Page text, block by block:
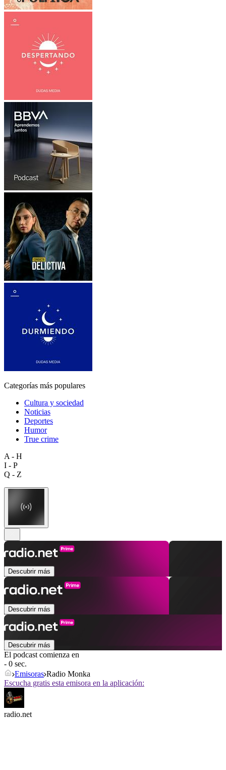
Categorías más populares
Cultura y sociedad
Noticias
Deportes
Humor
True crime
A - H
I - P
Q - Z
Descubrir más
Descubrir más
Descubrir más
El podcast comienza en
- 0 sec.
Emisoras Radio Monka
Escucha gratis esta emisora en la aplicación:
radio.net